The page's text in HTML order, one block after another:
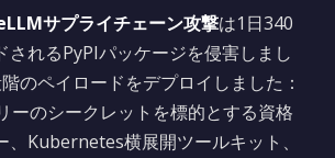
サプライチェーン攻撃は1日340
されるPyPIパッケージを侵害しまし
のペイロードをデプロイしました：
ーのシークレットを標的とする資格
、Kubernetes横展開ツールキット、